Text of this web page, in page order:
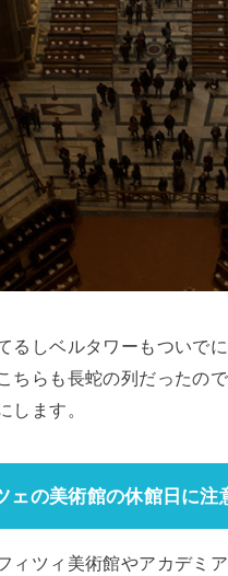
るしベルタワーもついで
ちらも長蛇の列だったの
します。
ェの美術館の休館日に注
ィツィ美術館やアカデミ